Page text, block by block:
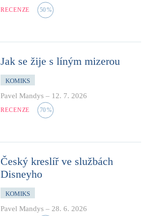
RECENZE 50%
Jak se žije s líným mizerou
KOMIKS
Pavel Mandys – 12. 7. 2026
RECENZE 70%
Český kreslíř ve službách
Disneyho
KOMIKS
Pavel Mandys – 28. 6. 2026